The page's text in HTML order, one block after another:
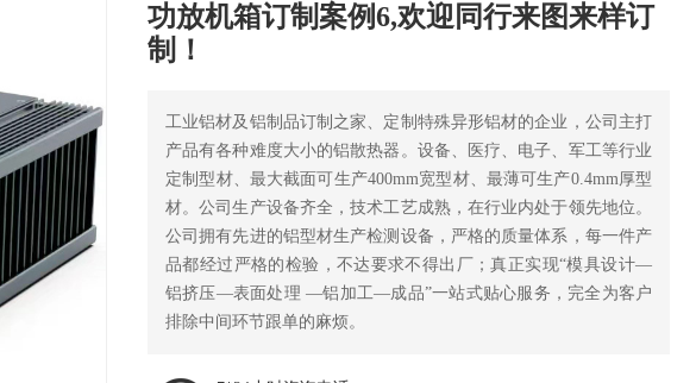
功放机箱订制案例6,欢迎同行来图来样订
制！
工业铝材及铝制品订制之家、定制特殊异形铝材的企业，公司主打
产品有各种难度大小的铝散热器。设备、医疗、电子、军工等行业
定制型材、最大截面可生产400mm宽型材、最薄可生产0.4mm厚型
材。公司生产设备齐全，技术工艺成熟，在行业内处于领先地位。
公司拥有先进的铝型材生产检测设备，严格的质量体系，每一件产
品都经过严格的检验，不达要求不得出厂；真正实现“模具设计—
铝挤压—表面处理 —铝加工—成品”一站式贴心服务，完全为客户
排除中间环节跟单的麻烦。